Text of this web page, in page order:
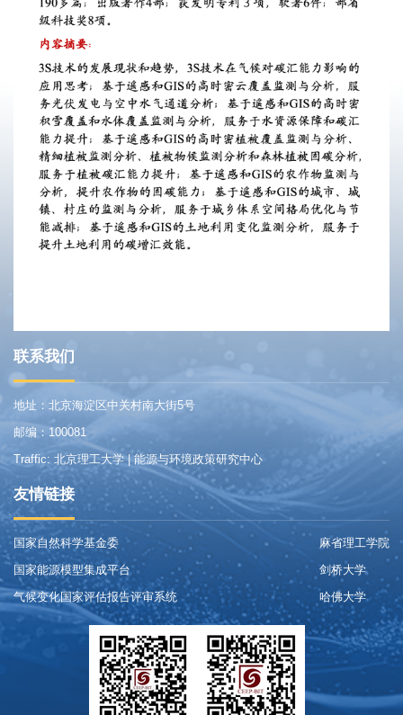
联系我们
地址：北京海淀区中关村南大街5号
邮编：100081
Traffic: 北京理工大学 | 能源与环境政策研究中心
友情链接
国家自然科学基金委
国家能源模型集成平台
气候变化国家评估报告评审系统
麻省理工学院
剑桥大学
哈佛大学